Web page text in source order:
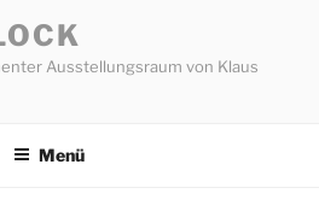
Ausstellungsraum von Klaus
Menü